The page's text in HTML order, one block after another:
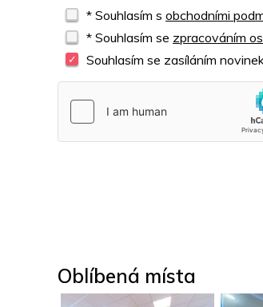
* Souhlasím s obchodními
* Souhlasím se zpracováním
Souhlasím se zasíláním
Oblíbená místa